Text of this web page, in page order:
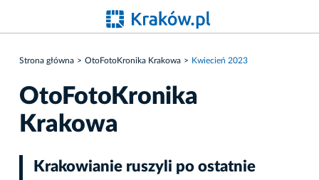
Strona główna OtoFotoKronika Krakowa Kwiecień 2023
OtoFotoKronika
Krakowa
Krakowianie ruszyli po ostatnie